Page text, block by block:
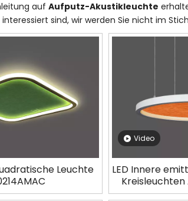
aufAufputz-Akustikleuchte
interessiert sind, wir werden Sie nicht im
Leuchte
Video
LED Innere
Beleuchtung